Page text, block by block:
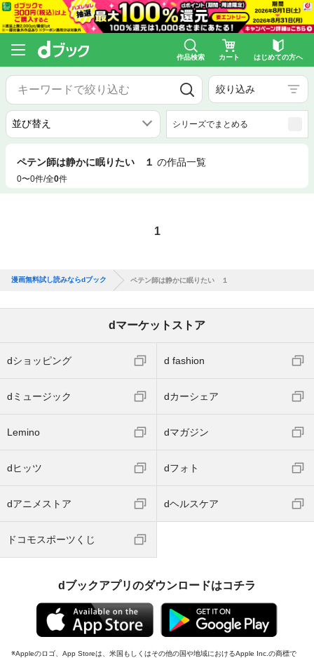
作品検索 カート はじめての方へ
絞り込み
シリーズでまとめる
ペテン師は静かに眠りたい １ の作品一覧
0〜0件/全0件
1
漫画無料試し読みならdブック ペテン師は静かに眠りたい １
dマーケットストア
dショッピング d fashion
dミュージック dカーシェア
Lemino dマガジン
dヒッツ dフォト
dアニメストア dヘルスケア
ドコモスポーツくじ
dブックアプリのダウンロードはコチラ
Appleのロゴ、App Storeは、米国もしくはその他の国や地域におけるApple Inc.の商標で